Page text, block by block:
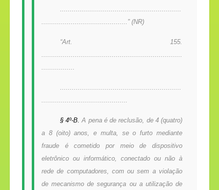
..............................................................
............................................” (NR)
“Art. 155.
........................................................................
.................
..............................................................
............................................
§ 4º-B. A pena é de reclusão, de 4 (quatro)
a 8 (oito) anos, e multa, se o furto mediante
fraude é cometido por meio de dispositivo
eletrônico ou informático, conectado ou não à
rede de computadores, com ou sem a violação
de mecanismo de segurança ou a utilização de